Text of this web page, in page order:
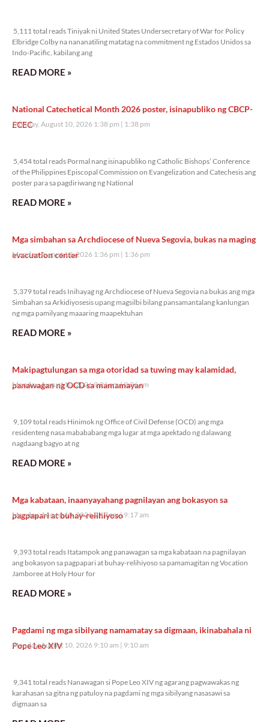
5,111 total reads Tiniyak ni United States Undersecretary of War for Policy
Elbridge Colby na nananatiling matatag na commitment ng Estados Unidos sa
Indo-Pacific, kabilang ang
READ MORE »
National Catechetical Month 2026 poster, isinapubliko ng CBCP-
ECEC
Monday, August 10, 2026 1:38 pm 1:38 pm
5,454 total reads Pormal nang isinapubliko ng Catholic Bishops’ Conference
of the Philippines Episcopal Commission on Evangelization and Catechesis ang
poster para sa pagdiriwang ng National
READ MORE »
Mga simbahan sa Archdiocese of Nueva Segovia, bukas na maging
evacuation center
Monday, August 10, 2026 1:36 pm 1:36 pm
5,379 total reads Inihayag ng Archdiocese of Nueva Segovia na bukas ang mga
Simbahan sa Arkidiyosesis upang magsilbi bilang pansamantalang kanlungan
ng mga pamilyang maaaring maapektuhan
READ MORE »
Makipagtulungan sa mga otoridad sa tuwing may kalamidad,
panawagan ng OCD sa mamamayan
Monday, August 10, 2026 9:26 am 9:26 am
9,109 total reads Hinimok ng Office of Civil Defense (OCD) ang mga
residenteng nasa mabababang mga lugar at mga apektado ng dalawang
nagdaang bagyo at ng
READ MORE »
Mga kabataan, inaanyayahang pagnilayan ang bokasyon sa
pagpapari at buhay-relihiyoso
Monday, August 10, 2026 9:17 am 9:17 am
9,393 total reads Itatampok ang panawagan sa mga kabataan na pagnilayan
ang bokasyon sa pagpapari at buhay-relihiyoso sa pamamagitan ng Vocation
Jamboree at Holy Hour for
READ MORE »
Pagdami ng mga sibilyang namamatay sa digmaan, ikinabahala ni
Pope Leo XIV
Monday, August 10, 2026 9:10 am 9:10 am
9,341 total reads Nanawagan si Pope Leo XIV ng agarang pagwawakas ng
karahasan sa gitna ng patuloy na pagdami ng mga sibilyang nasasawi sa
digmaan sa